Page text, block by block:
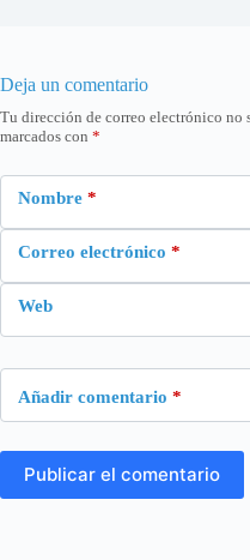
Deja un comentario
Tu dirección de correo electrónico no
marcados con *
Nombre *
Correo electrónico *
Web
Añadir comentario *
Publicar el comentario